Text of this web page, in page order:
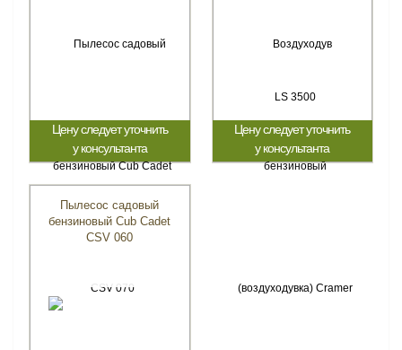
Цену следует уточнить
у консультанта
Цену следует уточнить
у консультанта
Пылесос садовый
бензиновый Cub Cadet
CSV 060